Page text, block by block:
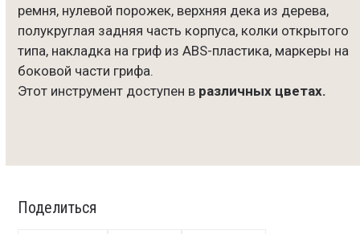
ремня, нулевой порожек, верхняя дека из дерева,
полукруглая задняя часть корпуса, колки открытого
типа, накладка на гриф из ABS-пластика, маркеры на
боковой части грифа.
Этот инструмент доступен в различных цветах.
Поделиться